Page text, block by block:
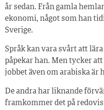
år sedan. Från gamla
ekonomi, något som han
Sverige.
Språk kan vara svårt att
påpekar han. Men tycker
jobbet även om arabiska är
De andra har liknande
framkommer det på